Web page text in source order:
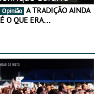
Opinião
É O QUE ERA…